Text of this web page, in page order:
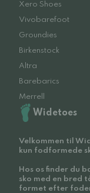
Xero Shoes
Vivobarefoot
Groundies
Birkenstock
Altra
Barebarics
Merrell
Widetoes
Velkommen til
kun fodformede
Hos os finder du
sko med en bred
formet efter